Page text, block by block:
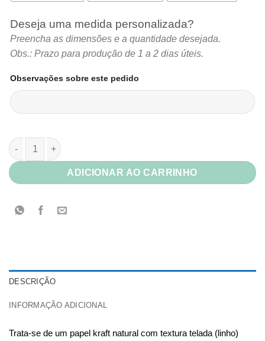
Deseja uma medida personalizada?
Preencha as dimensões e a quantidade desejada.
Obs.: Prazo para produção de 1 a 2 dias úteis.
Observações sobre este pedido
Papel Kraft Linhão quantidade
ADICIONAR AO CARRINHO
DESCRIÇÃO
INFORMAÇÃO ADICIONAL
Trata-se de um papel kraft natural com textura telada (linho)